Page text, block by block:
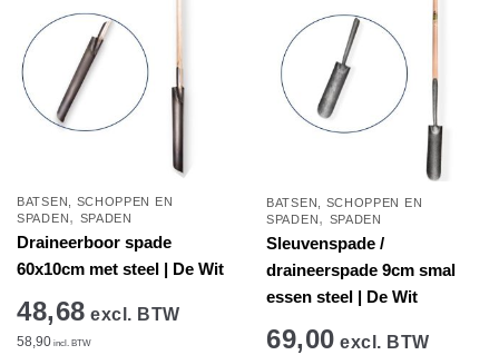
BATSEN, SCHOPPEN EN
SPADEN, SPADEN
Draineerboor spade
60x10cm met steel | De Wit
48,68 excl. BTW
58,90 incl. BTW
BATSEN, SCHOPPEN EN
SPADEN, SPADEN
Sleuvenspade /
draineerspade 9cm smal
essen steel | De Wit
69,00 excl. BTW